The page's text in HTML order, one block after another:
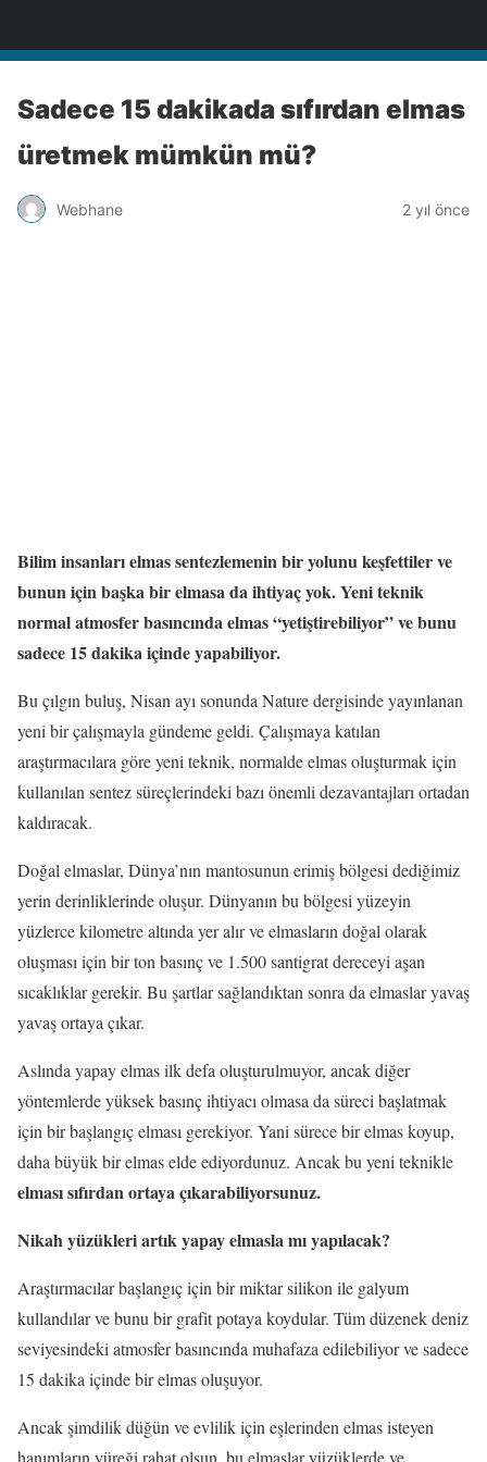
Sadece 15 dakikada sıfırdan elmas
üretmek mümkün mü?
Webhane 2 yıl önce
Bilim insanları elmas sentezlemenin bir yolunu keşfettiler ve
bunun için başka bir elmasa da ihtiyaç yok. Yeni teknik
normal atmosfer basıncında elmas “yetiştirebiliyor” ve bunu
sadece 15 dakika içinde yapabiliyor.
Bu çılgın buluş, Nisan ayı sonunda Nature dergisinde yayınlanan
yeni bir çalışmayla gündeme geldi. Çalışmaya katılan
araştırmacılara göre yeni teknik, normalde elmas oluşturmak için
kullanılan sentez süreçlerindeki bazı önemli dezavantajları ortadan
kaldıracak.
Doğal elmaslar, Dünya’nın mantosunun erimiş bölgesi dediğimiz
yerin derinliklerinde oluşur. Dünyanın bu bölgesi yüzeyin
yüzlerce kilometre altında yer alır ve elmasların doğal olarak
oluşması için bir ton basınç ve 1.500 santigrat dereceyi aşan
sıcaklıklar gerekir. Bu şartlar sağlandıktan sonra da elmaslar yavaş
yavaş ortaya çıkar.
Aslında yapay elmas ilk defa oluşturulmuyor, ancak diğer
yöntemlerde yüksek basınç ihtiyacı olmasa da süreci başlatmak
için bir başlangıç elması gerekiyor. Yani sürece bir elmas koyup,
daha büyük bir elmas elde ediyordunuz. Ancak bu yeni teknikle
elması sıfırdan ortaya çıkarabiliyorsunuz.
Nikah yüzükleri artık yapay elmasla mı yapılacak?
Araştırmacılar başlangıç için bir miktar silikon ile galyum
kullandılar ve bunu bir grafit potaya koydular. Tüm düzenek deniz
seviyesindeki atmosfer basıncında muhafaza edilebiliyor ve sadece
15 dakika içinde bir elmas oluşuyor.
Ancak şimdilik düğün ve evlilik için eşlerinden elmas isteyen
hanımların yüreği rahat olsun, bu elmaslar yüzüklerde ve